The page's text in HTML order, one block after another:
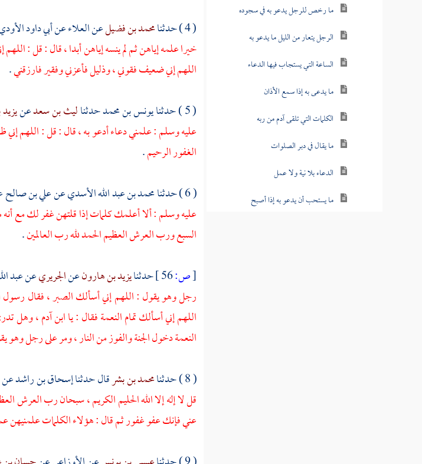
ما رخص للرجل يدعو به في سجوده
الرجل يتعار من الليل ما يدعو به
الساعة التي يستجاب فيها الدعاء
ما يدعى به إذا سمع الأذان
الكلمات التي تلقى آدم من ربه
ما يقال في دبر الصلوات
الدعاء بلا نية ولا عمل
ما يستحب أن يدعو به إذا أصبح
( 4 ) حدثنا
محمد بن فضيلعنالعلاءعنأبي داود
خيرا علمه إياهن ثم لم ينسه إياهن أبدا ، قال : قل :
اللهم إني ضعيف فقوني ، وذليل فأعزني وفقير فارزقني.
( 5 ) حدثنا
يونس بن محمدحدثناليث بن سعدعن
عليه وسلم : علمني دعاء أدعو به ، قال : قل : اللهم
الغفور الرحيم.
( 6 ) حدثنا
محمد بن عبد الله الأسديعنعلي بن صالح
عليه وسلم : ألا أعلمك كلمات إذا قلتهن غفر لك مع أنه
السبع ورب العرش العظيم الحمد لله رب العالمين.
[ص: حدثنايزيد بن هارونعنالجريريعنعبد
رجل وهو يقول : اللهم إني أسألك الصبر ، فقال رسول
اللهم إني أسألك تمام النعمة فقال : يا ابنآدم، وهل
النعمة دخول الجنة والفوز من النار ، ومر على رجل
( 8 ) حدثنا
محمد بن بشرقال حدثناإسحاق بن راشدعن
قل لا إله إلا الله الحليم الكريم ، سبحان رب العرش
عني فإنك عفو غفور ثم قال : هؤلاء الكلمات علمنيهن